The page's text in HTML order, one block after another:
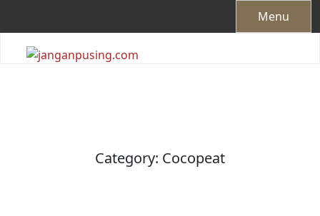
Menu
Category: Cocopeat